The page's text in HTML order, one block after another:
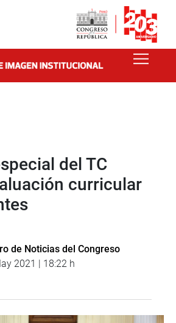
del TC
curricular
de Noticias del Congreso
2021 | 18:22 h